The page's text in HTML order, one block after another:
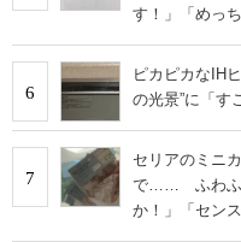
す！」「めっ
6
ピカピカなIH
の光景”に「す
7
セリアのミニ
で…… ふわふ
か！」「セン